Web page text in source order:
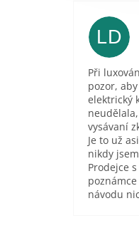
LD
Při
pozor,
elektrický
vysávaní
Je to už
nikdy
Prodejce
návodu